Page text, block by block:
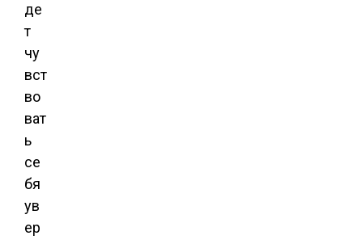
де
т
чу
вст
во
ват
ь
се
бя
ув
ер